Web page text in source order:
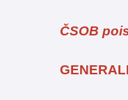
ČSOB
GENERA